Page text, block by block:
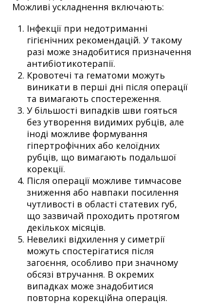
Можливі ускладнення включають:
Інфекції при недотриманні
гігієнічних рекомендацій. У такому
разі може знадобитися призначення
антибіотикотерапії.
Кровотечі та гематоми можуть
виникати в перші дні після операції
та вимагають спостереження.
У більшості випадків шви гояться
без утворення видимих ​​рубців, але
іноді можливе формування
гіпертрофічних або келоїдних
рубців, що вимагають подальшої
корекції.
Після операції можливе тимчасове
зниження або навпаки посилення
чутливості в області статевих губ,
що зазвичай проходить протягом
декількох місяців.
Невеликі відхилення у симетрії
можуть спостерігатися після
загоєння, особливо при значному
обсязі втручання. В окремих
випадках може знадобитися
повторна корекційна операція.